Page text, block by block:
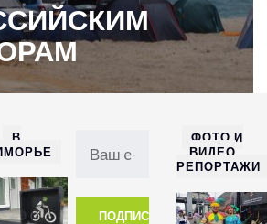
В
ФОТО И
ВИДЕО
РЕПОРТАЖИ